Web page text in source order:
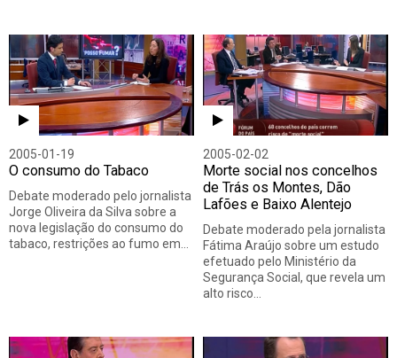
2005-01-19
O consumo do Tabaco
Debate moderado pelo jornalista
Jorge Oliveira da Silva sobre a
nova legislação do consumo do
tabaco, restrições ao fumo em…
2005-02-02
Morte social nos concelhos
de Trás os Montes, Dão
Lafões e Baixo Alentejo
Debate moderado pela jornalista
Fátima Araújo sobre um estudo
efetuado pelo Ministério da
Segurança Social, que revela um
alto risco…